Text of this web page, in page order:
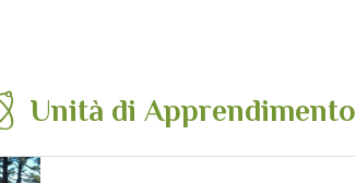
Unità di Apprendimento